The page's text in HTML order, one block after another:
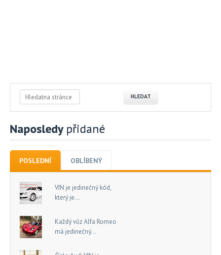
Naposledypřidané
POSLEDNÍ OBLÍBENÝ
VIN je jedinečný kód,
který je...
Každý vůz Alfa Romeo
má jedinečný...